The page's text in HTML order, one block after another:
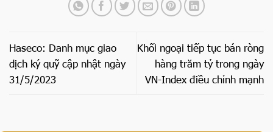
Haseco: Danh mục giao
dịch ký quỹ cập nhật ngày
31/5/2023
Khối ngoại tiếp tục bán ròng
hàng trăm tỷ trong ngày
VN-Index điều chỉnh mạnh